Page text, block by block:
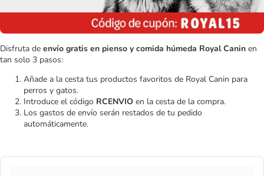
Disfruta de envío gratis en pienso y comida húmeda Royal Canin en
tan solo 3 pasos:
Añade a la cesta tus productos favoritos de Royal Canin para
perros y gatos.
Introduce el código RCENVIO en la cesta de la compra.
Los gastos de envío serán restados de tu pedido
automáticamente.